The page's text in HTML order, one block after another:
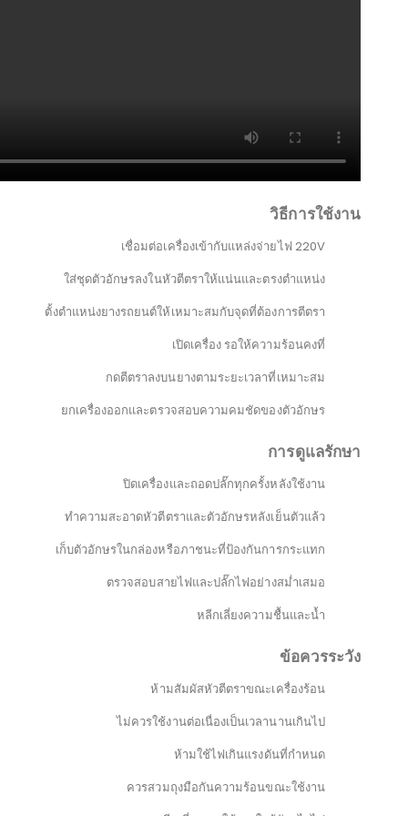
วิธีการใช้งาน
เชื่อมต่อเครื่องเข้ากับแหล่งจ่ายไฟ 220V
ใส่ชุดตัวอักษรลงในหัวตีตราให้แน่นและตรงตำแหน่ง
ตั้งตำแหน่งยางรถยนต์ให้เหมาะสมกับจุดที่ต้องการตีตรา
เปิดเครื่อง รอให้ความร้อนคงที่
กดตีตราลงบนยางตามระยะเวลาที่เหมาะสม
ยกเครื่องออกและตรวจสอบความคมชัดของตัวอักษร
การดูแลรักษา
ปิดเครื่องและถอดปลั๊กทุกครั้งหลังใช้งาน
ทำความสะอาดหัวตีตราและตัวอักษรหลังเย็นตัวแล้ว
เก็บตัวอักษรในกล่องหรือภาชนะที่ป้องกันการกระแทก
ตรวจสอบสายไฟและปลั๊กไฟอย่างสม่ำเสมอ
หลีกเลี่ยงความชื้นและน้ำ
ข้อควรระวัง
ห้ามสัมผัสหัวตีตราขณะเครื่องร้อน
ไม่ควรใช้งานต่อเนื่องเป็นเวลานานเกินไป
ห้ามใช้ไฟเกินแรงดันที่กำหนด
ควรสวมถุงมือกันความร้อนขณะใช้งาน